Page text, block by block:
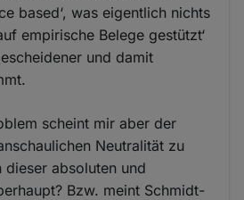
based‘, was eigentlich nichts
empirische Belege gestützt‘
und damit
scheint mir aber der
Neutralität zu
dieser absoluten und
Bzw. meint Schmidt-